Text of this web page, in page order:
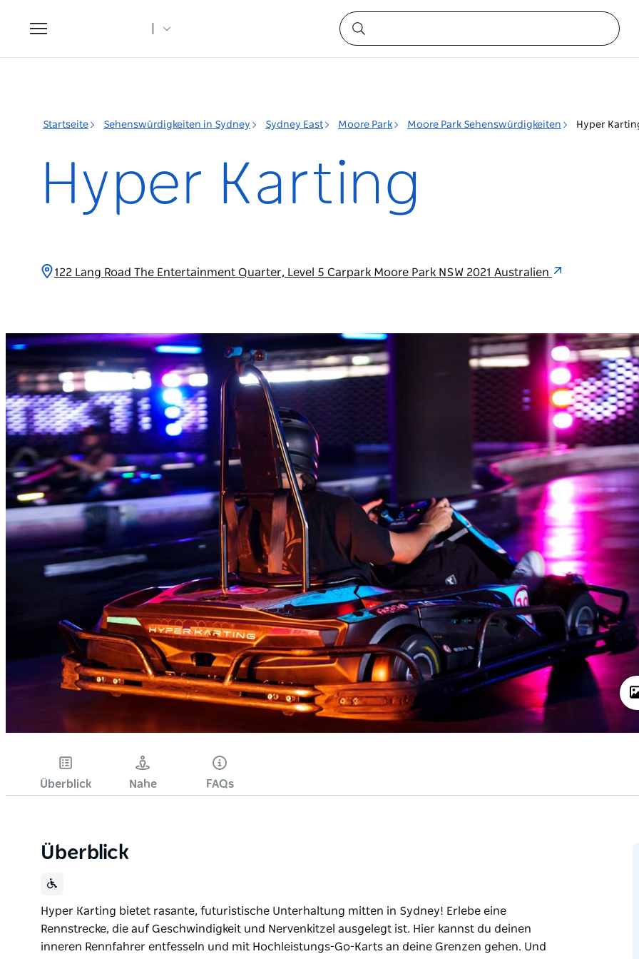
Toggle
navigation
Startseite Sehenswürdigkeiten in Sydney Sydney East Moore Park Moore Park Sehenswürdigkeiten Hyper
Hyper Karting
122 Lang Road The Entertainment Quarter, Level 5 Carpark Moore Park NSW 2021 Australien
Überblick Nahe FAQs
Überblick
Hyper Karting bietet rasante, futuristische Unterhaltung mitten in Sydney! Erlebe eine
Rennstrecke, die auf Geschwindigkeit und Nervenkitzel ausgelegt ist. Hier kannst du deinen
inneren Rennfahrer entfesseln und mit Hochleistungs-Go-Karts an deine Grenzen gehen. Und